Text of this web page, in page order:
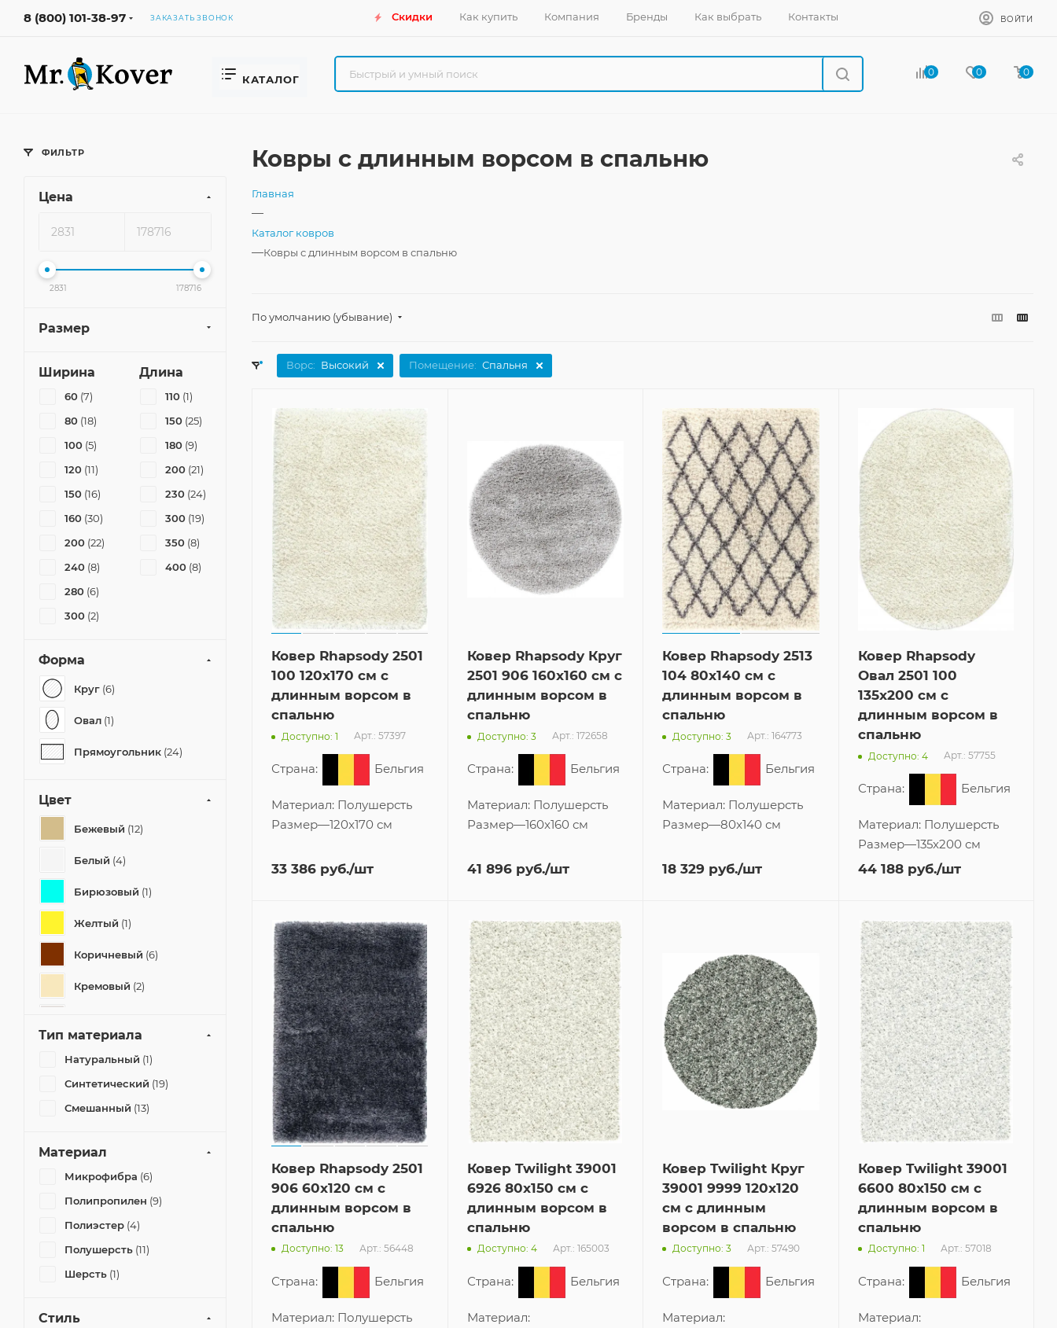
8 (800) 101-38-97 ЗАКАЗАТЬ ЗВОНОК Скидки Как купить Компания Бренды Как выбрать Контакты ВОЙТИ
КАТАЛОГ
0 0 0
Ковры с длинным ворсом в спальню
Главная
—
Каталог ковров
—Ковры с длинным ворсом в спальню
По умолчанию (убывание)
Ворс: Высокий Помещение: Спальня
Ковер Rhapsody 2501
100 120x170 см с
длинным ворсом в
спальню
Доступно: 1 Арт.: 57397
Страна: Бельгия
Материал: Полушерсть
Размер—120x170 см
33 386 руб./шт
Ковер Rhapsody Круг
2501 906 160x160 см с
длинным ворсом в
спальню
Доступно: 3 Арт.: 172658
Страна: Бельгия
Материал: Полушерсть
Размер—160x160 см
41 896руб./шт
Ковер Rhapsody 2513
104 80x140 см с
длинным ворсом в
спальню
Доступно: 3 Арт.: 164773
Страна: Бельгия
Материал: Полушерсть
Размер—80x140 см
18 329 руб./шт
Ковер Rhapsody
Овал 2501 100
135x200 см с
длинным ворсом в
спальню
Доступно: 4 Арт.: 57755
Страна: Бельгия
Материал: Полушерсть
Размер—135x200 см
44 188руб./шт
Ковер Rhapsody 2501
906 60x120 см с
длинным ворсом в
спальню
Доступно: 13 Арт.: 56448
Страна: Бельгия
Материал: Полушерсть
Ковер Twilight 39001
6926 80x150 см с
длинным ворсом в
спальню
Доступно: 4 Арт.: 165003
Страна: Бельгия
Материал:
Ковер Twilight Круг
39001 9999 120x120
см с длинным
ворсом в спальню
Доступно: 3 Арт.: 57490
Страна: Бельгия
Материал:
Ковер Twilight 39001
6600 80x150 см с
длинным ворсом в
спальню
Доступно: 1 Арт.: 57018
Страна: Бельгия
Материал:
ФИЛЬТР
Цена
2831 178716
Размер
Ширина
60 (7)
80 (18)
100 (5)
120 (11)
150 (16)
160 (30)
200 (22)
240 (8)
280 (6)
300 (2)
Длина
110 (1)
150 (25)
180 (9)
200 (21)
230 (24)
300 (19)
350 (8)
400 (8)
Форма
Круг (6)
Овал (1)
Прямоугольник (24)
Цвет
Бежевый (12)
Белый (4)
Бирюзовый (1)
Желтый (1)
Коричневый (6)
Кремовый (2)
Тип материала
Натуральный (1)
Синтетический (19)
Смешанный (13)
Материал
Микрофибра (6)
Полипропилен (9)
Полиэстер (4)
Полушерсть (11)
Шерсть (1)
Стиль